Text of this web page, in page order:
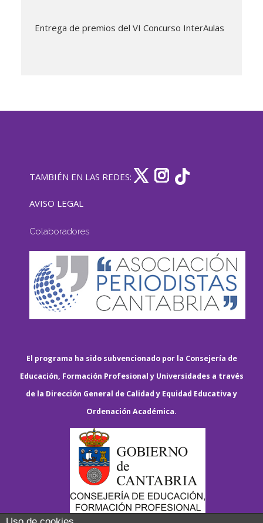
Entrega de premios del VI Concurso InterAulas
TAMBIÉN EN LAS REDES:
AVISO LEGAL
Colaboradores
El programa ha sido subvencionado por la Consejería de
Educación, Formación Profesional y Universidades a través
de la Dirección General de Calidad y Equidad Educativa y
Ordenación Académica.